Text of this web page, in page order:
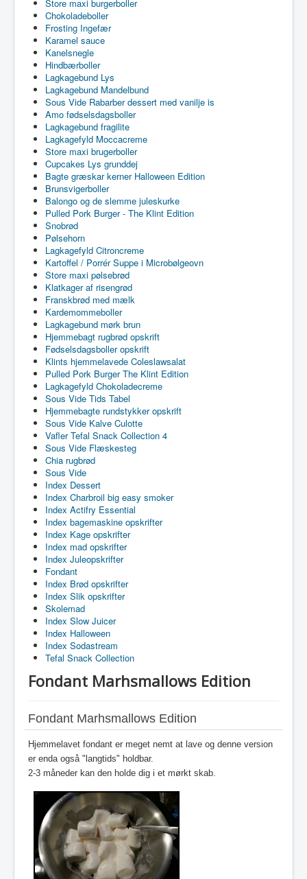
Store maxi burgerboller
Chokoladeboller
Frosting Ingefær
Karamel sauce
Kanelsnegle
Hindbærboller
Lagkagebund Lys
Lagkagebund Mandelbund
Sous Vide Rabarber dessert med vanilje is
Amo fødselsdagsboller
Lagkagebund fragilite
Lagkagefyld Moccacreme
Store maxi brugerboller
Cupcakes Lys grunddej
Bagte græskar kerner Halloween Edition
Brunsvigerboller
Balongo og de slemme juleskurke
Pulled Pork Burger - The Klint Edition
Snobrød
Pølsehorn
Lagkagefyld Citroncreme
Kartoffel / Porrér Suppe i Microbølgeovn
Store maxi pølsebrød
Klatkager af risengrød
Franskbrød med mælk
Kardemommeboller
Lagkagebund mørk brun
Hjemmebagt rugbrød opskrift
Fødselsdagsboller opskrift
Klints hjemmelavede Coleslawsalat
Pulled Pork Burger The Klint Edition
Lagkagefyld Chokoladecreme
Sous Vide Tids Tabel
Hjemmebagte rundstykker opskrift
Sous Vide Kalve Culotte
Vafler Tefal Snack Collection 4
Sous Vide Flæskesteg
Chia rugbrød
Sous Vide
Index Dessert
Index Charbroil big easy smoker
Index Actifry Essential
Index bagemaskine opskrifter
Index Kage opskrifter
Index mad opskrifter
Index Juleopskrifter
Fondant
Index Brød opskrifter
Index Slik opskrifter
Skolemad
Index Slow Juicer
Index Halloween
Index Sodastream
Tefal Snack Collection
Fondant Marhsmallows Edition
Fondant Marhsmallows Edition
Hjemmelavet fondant er meget nemt at lave og denne version
er enda også "langtids" holdbar.
2-3 måneder kan den holde dig i et mørkt skab.